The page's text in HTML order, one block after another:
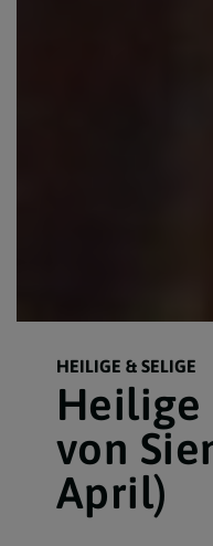
HEILIGE & SELIGE
Heilige
von
April)